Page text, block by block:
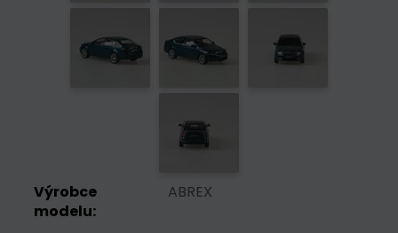
Výrobce
modelu:
ABREX